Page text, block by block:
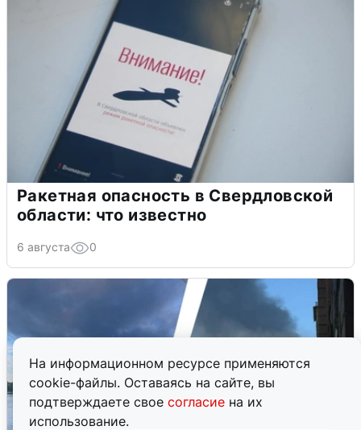
На информационном ресурсе применяются
cookie-файлы. Оставаясь на сайте, вы
подтверждаете свое согласие на их
использование.
Ракетная опасность в Свердловской
области: что известно
6 августа 0